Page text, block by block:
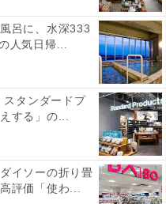
呂に、水深333
人気日帰...
スタンダードプ
する」の...
イソーの折り畳
評価「使わ...